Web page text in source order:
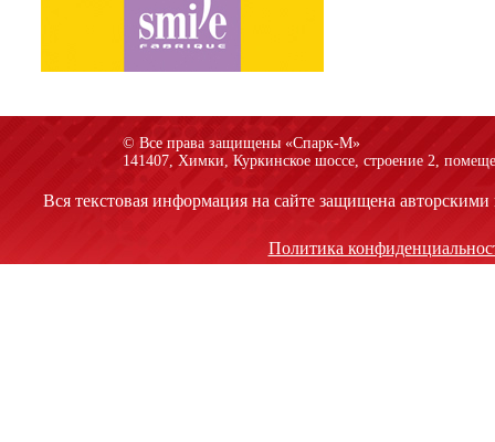
© Все права защищены «Спарк-M»
141407, Химки, Куркинское шоссе, строение 2,
Вся текстовая информация на сайте защищена
Политика